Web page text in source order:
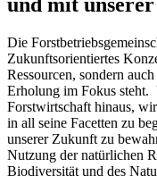
Die
Zukunftsorientiertes
Ressourcen, sondern
Erholung im Fokus steht.
Forstwirtschaft hinaus,
in all seine Facetten zu
unserer Zukunft zu
Nutzung der natürlichen
Biodiversität und des